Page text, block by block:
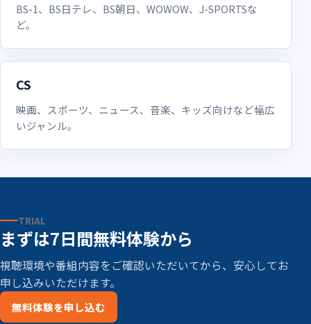
BS-1、BS日テレ、BS朝日、WOWOW、J-SPORTSな
ど。
CS
映画、スポーツ、ニュース、音楽、キッズ向けなど幅広
いジャンル。
TRIAL
まずは7日間無料体験から
視聴環境や番組内容をご確認いただいてから、安心してお
申し込みいただけます。
無料体験を申し込む